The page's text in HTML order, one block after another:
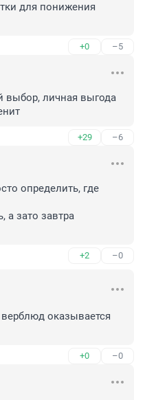
для понижения
+0 –5
выбор, личная выгода
+29 –6
определить, где
а зато завтра
+2 –0
оказывается
+0 –0